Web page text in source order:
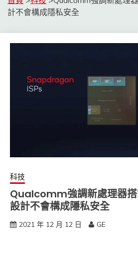
計不會構成隱私安全
科技
Qualcomm強調新處理器搭
設計不會構成隱私安全
2021 年 12 月 12 日 GE